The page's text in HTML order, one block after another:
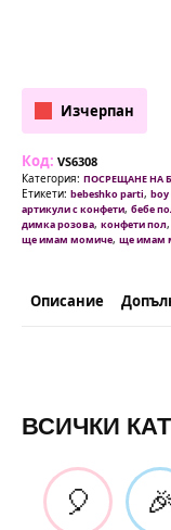
Изчерпан
Код: VS6308
Категория: ПОСРЕЩАНЕ НА
Етикети: bebeshko parti, boy
артикули с конфети, бебе
димка розова, конфети пол,
ще имам момиче, ще имам
Описание
ВСИЧКИ
🎈 🎉